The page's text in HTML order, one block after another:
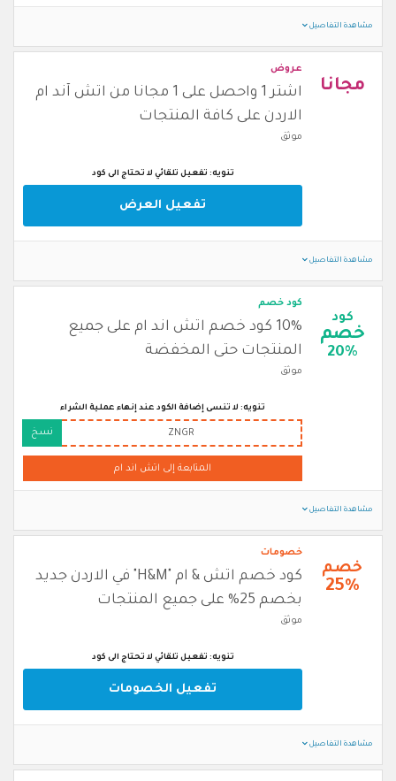
مشاهدة التفاصيل
مجانا
عروض
اشتر 1 واحصل على 1 مجانا من اتش آند ام
الاردن على كافة المنتجات
موثق
تنويه: تفعيل تلقائي لا تحتاج الى كود
تفعيل العرض
مشاهدة التفاصيل
كود
خصم
20%
كود خصم
10% كود خصم اتش اند ام على جميع
المنتجات حتى المخفضة
موثق
تنويه: لا تنسى إضافة الكود عند إنهاء عملية الشراء
ZNGR نسخ
المتابعة إلى اتش اند ام
مشاهدة التفاصيل
خصم
25%
خصومات
كود خصم اتش & ام "H&M" في الاردن جديد
بخصم 25% على جميع المنتجات
موثق
تنويه: تفعيل تلقائي لا تحتاج الى كود
تفعيل الخصومات
مشاهدة التفاصيل